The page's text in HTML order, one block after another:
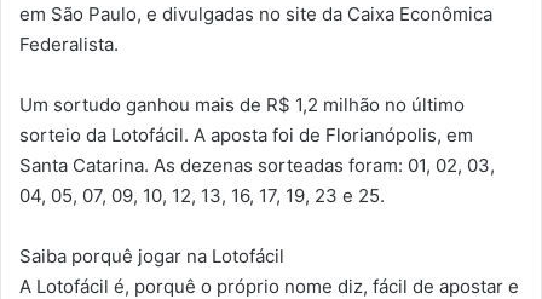
em São Paulo, e divulgadas no site da Caixa Econômica
Federalista.
Um sortudo ganhou mais de R$ 1,2 milhão no último
sorteio da Lotofácil. A aposta foi de Florianópolis, em
Santa Catarina. As dezenas sorteadas foram: 01, 02, 03,
04, 05, 07, 09, 10, 12, 13, 16, 17, 19, 23 e 25.
Saiba porquê jogar na Lotofácil
A Lotofácil é, porquê o próprio nome diz, fácil de apostar e